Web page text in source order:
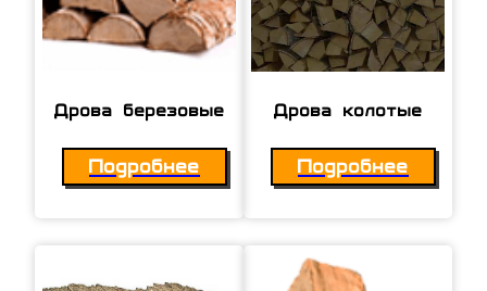
Дрова березовые
Подробнее
Дрова колотые
Подробнее